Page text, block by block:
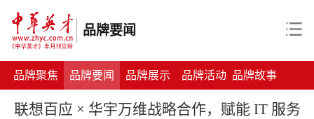
品牌要闻
品牌聚焦 品牌要闻 品牌展示 品牌活动 品牌故事
联想百应 × 华宇万维战略合作，赋能 IT 服务